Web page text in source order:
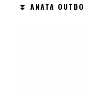
⏬ ANATA